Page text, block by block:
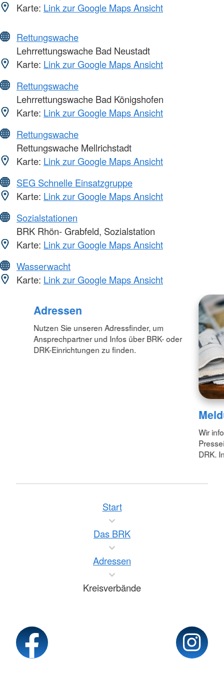
Karte: Link zur Google Maps Ansicht
Rettungswache
Lehrrettungswache Bad Neustadt
Karte: Link zur Google Maps Ansicht
Rettungswache
Lehrrettungswache Bad Königshofen
Karte: Link zur Google Maps Ansicht
Rettungswache
Rettungswache Mellrichstadt
Karte: Link zur Google Maps Ansicht
SEG Schnelle Einsatzgruppe
Karte: Link zur Google Maps Ansicht
Sozialstationen
BRK Rhön- Grabfeld, Sozialstation
Karte: Link zur Google Maps Ansicht
Wasserwacht
Karte: Link zur Google Maps Ansicht
Adressen
Nutzen Sie unseren Adressfinder, um
Ansprechpartner und Infos über BRK- oder
DRK-Einrichtungen zu finden.
Wir
DRK.
Start
Das BRK
Adressen
Kreisverbände